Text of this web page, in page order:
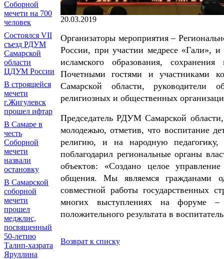
Соборной
мечети на 700
человек
Состоялся VII
съезд РДУМ
Самарской
области
ЦДУМ России
В строящейся
мечети
г.Жигулевск
прошел ифтар
В Самаре в
честь
Соборной
мечети
назвали
остановку
В Самарской
соборной
мечети
прошел
меджлис,
посвященный
50-летию
Талип-хазрата
Яруллина
20.03.2019
Организаторы мероприятия –
России, при участии медресе «Гали»,
исламского образования,
Почетными гостями и участниками
Самарской области, руководители
религиозных и общественных
Председатель РДУМ Самарской
молодежью, отметив, что воспитание
религию, и на народную
поблагодарил региональные органы
объектов: «Создано целое
общения. Мы являемся гражданами
совместной работы государственных
многих выступлениях на форуме
положительного результата в
Возврат к списку